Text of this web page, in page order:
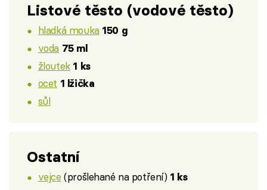
Listové těsto (vodové těsto)
hladká mouka 150 g
voda 75 ml
žloutek 1 ks
ocet 1 lžička
sůl
Ostatní
vejce (prošlehané na potření) 1 ks